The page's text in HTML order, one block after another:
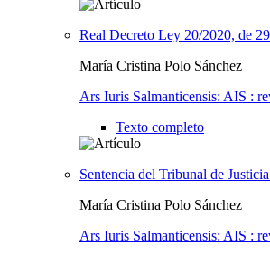
Real Decreto Ley 20/2020, de
María Cristina Polo Sánchez
Ars Iuris Salmanticensis: AIS :
Texto completo
Sentencia del Tribunal de
María Cristina Polo Sánchez
Ars Iuris Salmanticensis: AIS :